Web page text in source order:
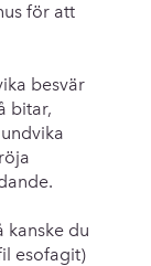
för att
besvär
bitar,
kanske du
esofagit)